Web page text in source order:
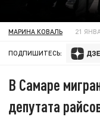
МАРИНА КОВАЛЬ 21
ПОДПИШИТЕСЬ:
В Самаре
депутата